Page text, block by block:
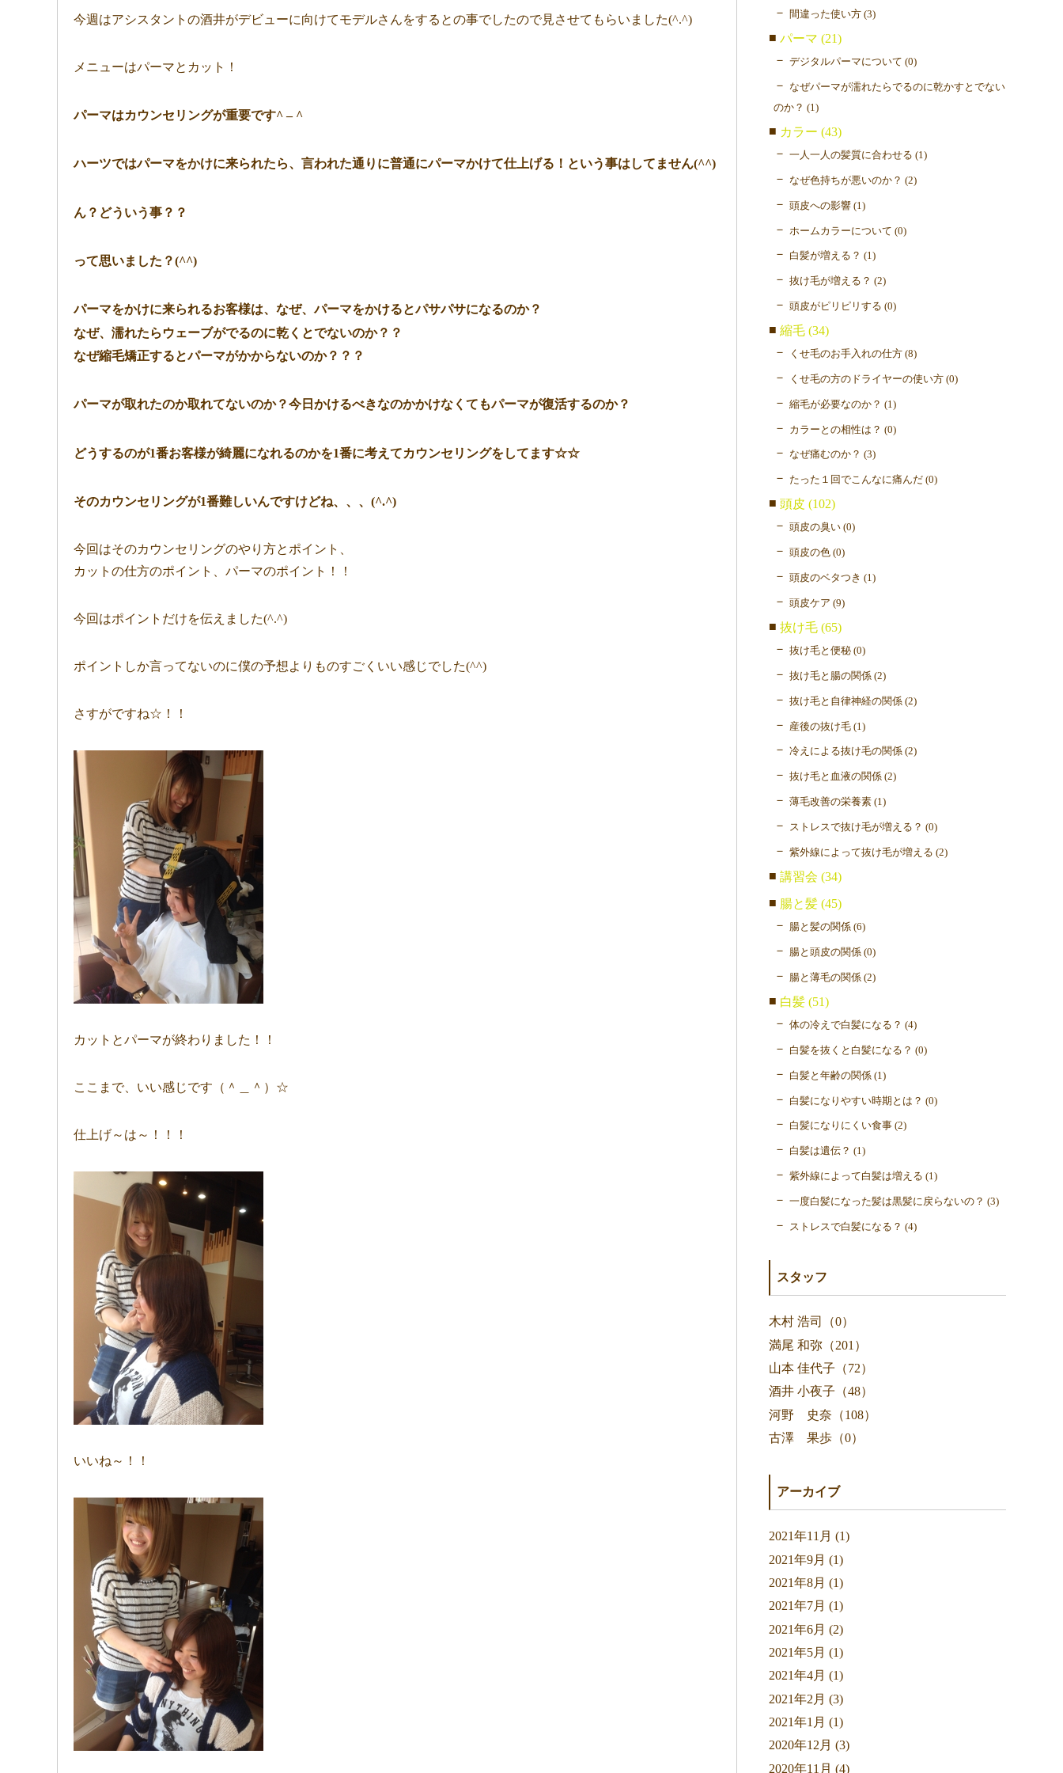
今週はアシスタントの酒井がデビューに向けてモデルさんをするとの事でしたので見させてもらいました(^.^)
メニューはパーマとカット！
パーマはカウンセリングが重要です^ – ^
ハーツではパーマをかけに来られたら、言われた通りに普通にパーマかけて仕上げる！という事はしてません(^^)
ん？どういう事？？
って思いました？(^^)
パーマをかけに来られるお客様は、なぜ、パーマをかけるとパサパサになるのか？
なぜ、濡れたらウェーブがでるのに乾くとでないのか？？
なぜ縮毛矯正するとパーマがかからないのか？？？
パーマが取れたのか取れてないのか？今日かけるべきなのかかけなくてもパーマが復活するのか？
どうするのが1番お客様が綺麗になれるのかを1番に考えてカウンセリングをしてます☆☆
そのカウンセリングが1番難しいんですけどね、、、(^.^)
今回はそのカウンセリングのやり方とポイント、
カットの仕方のポイント、パーマのポイント！！
今回はポイントだけを伝えました(^.^)
ポイントしか言ってないのに僕の予想よりものすごくいい感じでした(^^)
さすがですね☆！！
カットとパーマが終わりました！！
ここまで、いい感じです（＾＿＾）☆
仕上げ～は～！！！
いいね～！！
間違った使い方 (3)
パーマ (21)
デジタルパーマについて (0)
なぜパーマが濡れたらでるのに乾かすとでない
のか？ (1)
カラー (43)
一人一人の髪質に合わせる (1)
なぜ色持ちが悪いのか？ (2)
頭皮への影響 (1)
ホームカラーについて (0)
白髪が増える？ (1)
抜け毛が増える？ (2)
頭皮がピリピリする (0)
縮毛 (34)
くせ毛のお手入れの仕方 (8)
くせ毛の方のドライヤーの使い方 (0)
縮毛が必要なのか？ (1)
カラーとの相性は？ (0)
なぜ痛むのか？ (3)
たった１回でこんなに痛んだ (0)
頭皮 (102)
頭皮の臭い (0)
頭皮の色 (0)
頭皮のベタつき (1)
頭皮ケア (9)
抜け毛 (65)
抜け毛と便秘 (0)
抜け毛と腸の関係 (2)
抜け毛と自律神経の関係 (2)
産後の抜け毛 (1)
冷えによる抜け毛の関係 (2)
抜け毛と血液の関係 (2)
薄毛改善の栄養素 (1)
ストレスで抜け毛が増える？ (0)
紫外線によって抜け毛が増える (2)
講習会 (34)
腸と髪 (45)
腸と髪の関係 (6)
腸と頭皮の関係 (0)
腸と薄毛の関係 (2)
白髪 (51)
体の冷えで白髪になる？ (4)
白髪を抜くと白髪になる？ (0)
白髪と年齢の関係 (1)
白髪になりやすい時期とは？ (0)
白髪になりにくい食事 (2)
白髪は遺伝？ (1)
紫外線によって白髪は増える (1)
一度白髪になった髪は黒髪に戻らないの？ (3)
ストレスで白髪になる？ (4)
スタッフ
木村 浩司（0）
満尾 和弥（201）
山本 佳代子（72）
酒井 小夜子（48）
河野 史奈（108）
古澤 果歩（0）
アーカイブ
2021年11月 (1)
2021年9月 (1)
2021年8月 (1)
2021年7月 (1)
2021年6月 (2)
2021年5月 (1)
2021年4月 (1)
2021年2月 (3)
2021年1月 (1)
2020年12月 (3)
2020年11月 (4)